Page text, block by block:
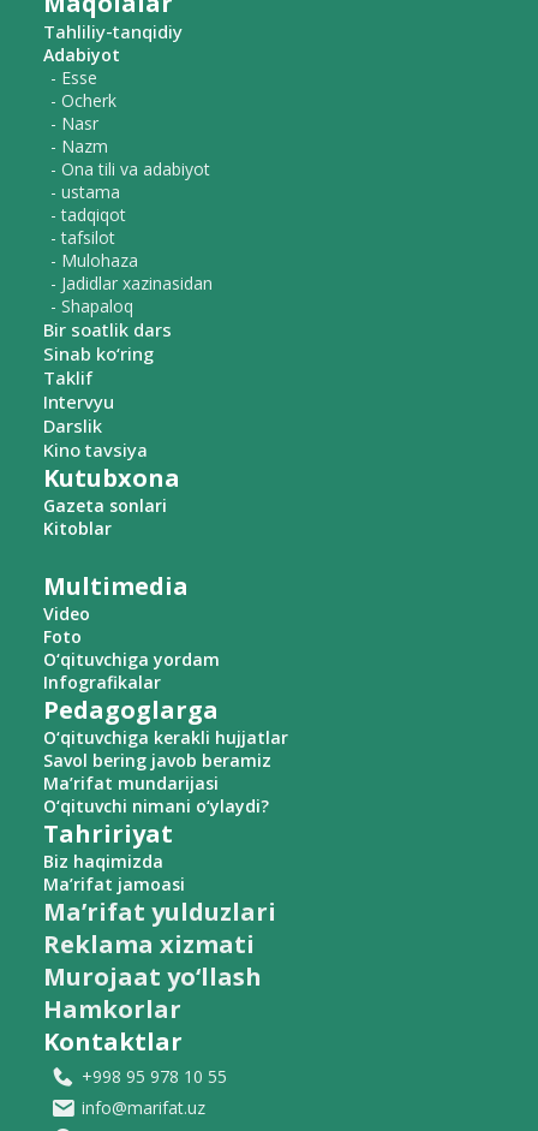
Tahliliy-tanqidiy
Adabiyot
- Esse
- Ocherk
- Nasr
- Nazm
- Ona tili va adabiyot
- ustama
- tadqiqot
- tafsilot
- Mulohaza
- Jadidlar xazinasidan
- Shapaloq
Bir soatlik dars
Sinab ko‘ring
Taklif
Intervyu
Darslik
Kino tavsiya
Kutubxona
Gazeta sonlari
Kitoblar
Multimedia
Video
Foto
O‘qituvchiga yordam
Infografikalar
Pedagoglarga
O‘qituvchiga kerakli hujjatlar
Savol bering javob beramiz
Ma’rifat mundarijasi
O‘qituvchi nimani o‘ylaydi?
Tahririyat
Biz haqimizda
Ma’rifat jamoasi
Ma’rifat yulduzlari
Reklama xizmati
Murojaat yo‘llash
Hamkorlar
Kontaktlar
+998 95 978 10 55
info@marifat.uz